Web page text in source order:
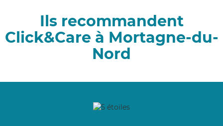
Ils recommandent
Click&Care à Mortagne-du-
Nord